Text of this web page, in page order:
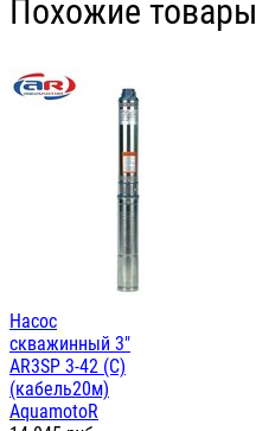
Похожие товары
Насос
скважинный 3"
AR3SP 3-42 (С)
(кабель20м)
AquamotoR